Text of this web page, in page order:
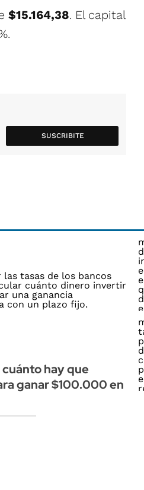
$15.164,38. El capital
SUSCRIBITE
hay que
ganar $100.000 en